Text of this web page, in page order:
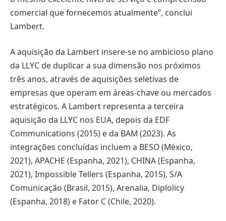
comercial que fornecemos atualmente”, conclui
Lambert.
A aquisição da Lambert insere-se no ambicioso plano
da LLYC de duplicar a sua dimensão nos próximos
três anos, através de aquisições seletivas de
empresas que operam em áreas-chave ou mercados
estratégicos. A Lambert representa a terceira
aquisição da LLYC nos EUA, depois da EDF
Communications (2015) e da BAM (2023). As
integrações concluídas incluem a BESO (México,
2021), APACHE (Espanha, 2021), CHINA (Espanha,
2021), Impossible Tellers (Espanha, 2015), S/A
Comunicação (Brasil, 2015), Arenalia, Diplolicy
(Espanha, 2018) e Fator C (Chile, 2020).